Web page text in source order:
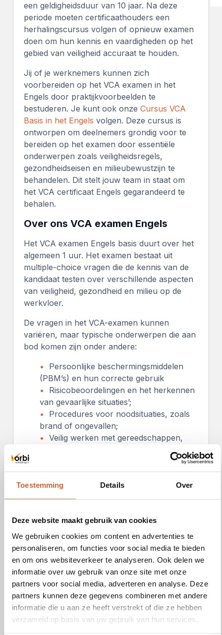
Toestemming Details Over
Deze website maakt gebruik van cookies
We gebruiken cookies om content en advertenties te
personaliseren, om functies voor social media te bieden
en om ons websiteverkeer te analyseren. Ook delen we
informatie over uw gebruik van onze site met onze
partners voor social media, adverteren en analyse. Deze
partners kunnen deze gegevens combineren met andere
informatie die u aan ze heeft verstrekt of die ze hebben
verzameld op basis van uw gebruik van hun services.
een geldigheidsduur van 10 jaar. Na deze
periode moeten certificaathouders een
herhalingscursus volgen of opnieuw examen
doen om hun kennis en vaardigheden op het
gebied van veiligheid accuraat te houden.
Jij of je werknemers kunnen zich
voorbereiden op het VCA examen in het
Engels door praktijkvoorbeelden te
bestuderen. Je kunt ook onze Cursus VCA
Basis in het Engels volgen. Deze cursus is
ontworpen om deelnemers grondig voor te
bereiden op het examen door essentiële
onderwerpen zoals veiligheidsregels,
gezondheidseisen en milieubewustzijn te
behandelen. Dit stelt jouw team in staat om
het VCA certificaat Engels gegarandeerd te
behalen.
Over ons VCA examen Engels
Het VCA examen Engels basis duurt over het
algemeen 1 uur. Het examen bestaat uit
multiple-choice vragen die de kennis van de
kandidaat testen over verschillende aspecten
van veiligheid, gezondheid en milieu op de
werkvloer.
De vragen in het VCA-examen kunnen
variëren, maar typische onderwerpen die aan
bod komen zijn onder andere:
Persoonlijke beschermingsmiddelen
(PBM’s) en hun correcte gebruik
Risicobeoordelingen en het herkennen
van gevaarlijke situaties’;
Procedures voor noodsituaties, zoals
brand of ongevallen;
Veilig werken met gereedschappen,
Milieuaspecten en de impact van
werkzaamheden op de omgeving.
eenvoudig online inschrijven voor het VCA
mogelijkheid om uit verschillende data en
locaties te kiezen die het beste bij hen passen.
Zo zijn er meerdere examenmomenten per
maand beschikbaar.
Schrijf je vandaag nog in voor het VCA-
examen Engels en versterk jouw kennis en
vaardigheden op het gebied van veiligheid,